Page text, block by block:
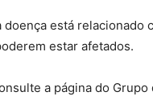
doença está
estar afetados.
a página do Grupo